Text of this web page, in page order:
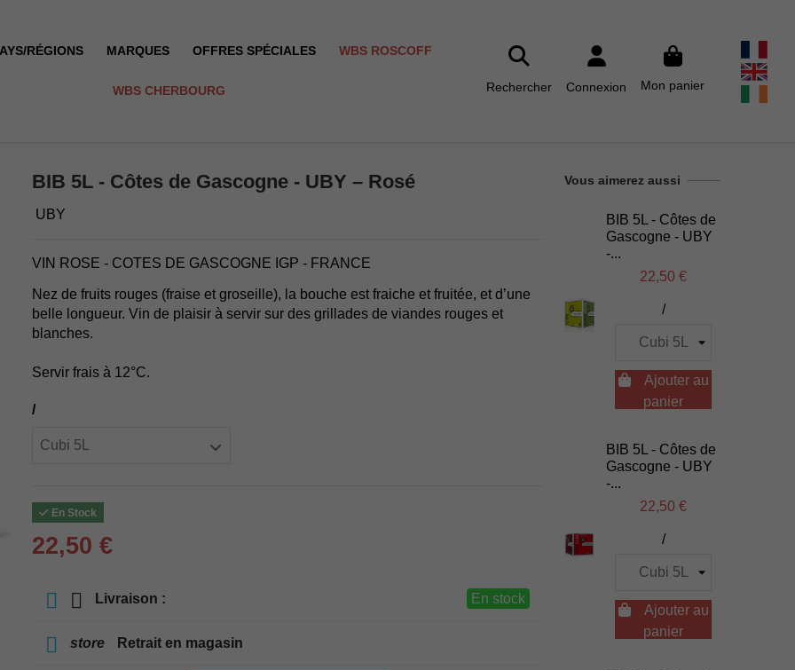
RÉGIONS MARQUES OFFRES SPÉCIALES WBS ROSCOFF
WBS CHERBOURG Rechercher Connexion Mon panier
BIB 5L - Côtes de Gascogne - UBY – Rosé
UBY
VIN ROSE - COTES DE GASCOGNE IGP - FRANCE
Nez de fruits rouges (fraise et groseille), la bouche est fraiche et fruitée, et d’une
belle longueur. Vin de plaisir à servir sur des grillades de viandes rouges et
blanches.
Servir frais à 12°C.
/
En Stock
22,50 €
Livraison : En stock
store Retrait en magasin
Vous aimerez aussi
BIB 5L - Côtes de
Gascogne - UBY
-...
22,50 €
/
Ajouter au
panier
BIB 5L - Côtes de
Gascogne - UBY
-...
22,50 €
/
Ajouter au
panier